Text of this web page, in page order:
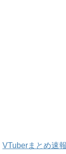
VTuberまとめ速報